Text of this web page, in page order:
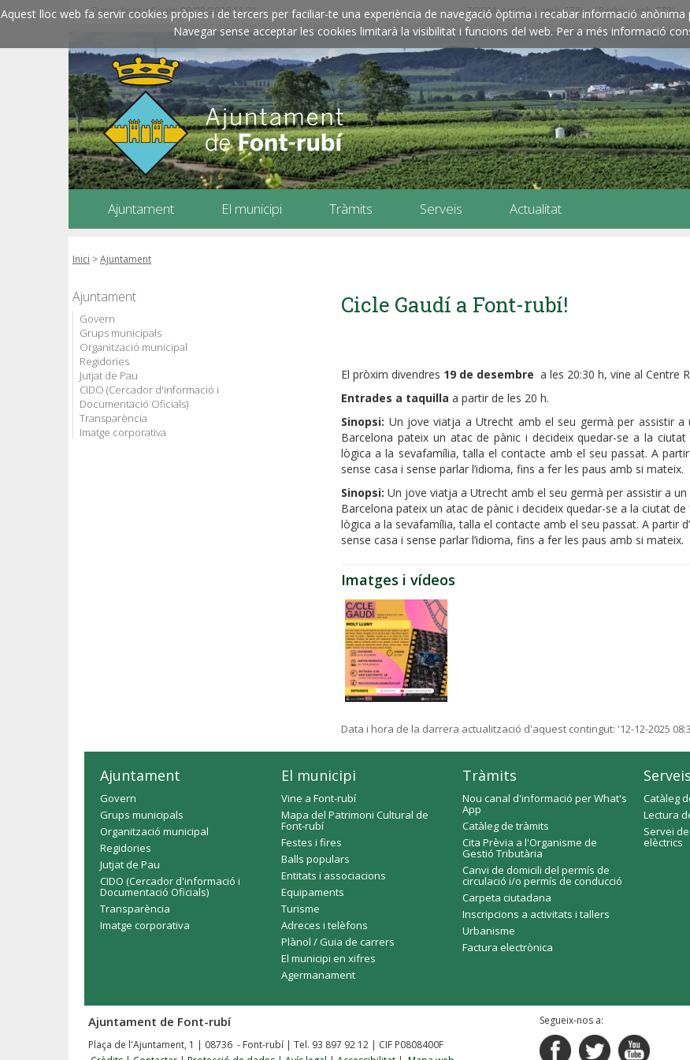
Aquest lloc web fa servir cookies pròpies i de tercers per faciliar-te una experiència de navegació òptima i recabar informació
Navegar sense acceptar les cookies limitarà la visibilitat i funcions del web. Per a més informació
Data i hora oficials: 09/08/2026 11:21 ZOOM: Amplieu amb CTRL+ / Reduïu amb CTRL-
Ajuntament El municipi Tràmits Serveis Actualitat
Inici >Ajuntament
Ajuntament
Govern
Grups municipals
Organització municipal
Regidories
Jutjat de Pau
CIDO (Cercador d'informació i
Documentació Oficials)
Transparència
Imatge corporativa
Cicle Gaudí a Font-rubí!
El pròxim divendres 19 de desembre a les 20:30 h, vine al Centre
Entrades a taquilla a partir de les 20 h.
Sinopsi: Un jove viatja a Utrecht amb el seu germà per assistir
Barcelona pateix un atac de pànic i decideix quedar-se a la
lògica a la sevafamília, talla el contacte amb el seu passat. A
sense casa i sense parlar l’idioma, fins a fer les paus amb si mateix.
Sinopsi: Un jove viatja a Utrecht amb el seu germà per assistir a
Barcelona pateix un atac de pànic i decideix quedar-se a la ciutat
lògica a la sevafamília, talla el contacte amb el seu passat. A partir
sense casa i sense parlar l’idioma, fins a fer les paus amb si mateix.
Imatges i vídeos
Data i hora de la darrera actualització d'aquest contingut: '12-12-2025
Ajuntament
Govern
Grups municipals
Organització municipal
Regidories
Jutjat de Pau
CIDO (Cercador d'informació i
Documentació Oficials)
Transparència
Imatge corporativa
El municipi
Vine a Font-rubí
Mapa del Patrimoni Cultural de
Font-rubí
Festes i fires
Balls populars
Entitats i associacions
Equipaments
Turisme
Adreces i telèfons
Plànol / Guia de carrers
El municipi en xifres
Agermanament
Tràmits
Nou canal d'informació per What's
App
Catàleg de tràmits
Cita Prèvia a l'Organisme de
Gestió Tributària
Canvi de domicili del permís de
circulació i/o permís de conducció
Carpeta ciutadana
Inscripcions a activitats i tallers
Urbanisme
Factura electrònica
Serveis
Catàleg
Lectura
Servei
elèctrics
Ajuntament de Font-rubí
Plaça de l'Ajuntament, 1 | 08736 - Font-rubí | Tel. 93 897 92 12 | CIF P0808400F
Segueix-nos a: